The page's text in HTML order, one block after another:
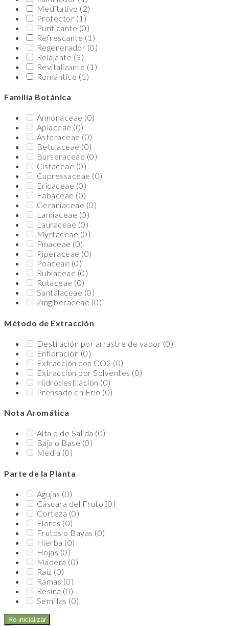
Meditativo (2)
Protector (1)
Purificante (0)
Refrescante (1)
Regenerador (0)
Relajante (3)
Revitalizante (1)
Romántico (1)
Familia Botánica
Annonaceae (0)
Apiaceae (0)
Asteraceae (0)
Betulaceae (0)
Burseraceae (0)
Cistaceae (0)
Cupressaceae (0)
Ericaceae (0)
Fabaceae (0)
Geraniaceae (0)
Lamiaceae (0)
Lauraceae (0)
Myrtaceae (0)
Pinaceae (0)
Piperaceae (0)
Poaceae (0)
Rubiaceae (0)
Rutaceae (0)
Santalaceae (0)
Zingiberaceae (0)
Método de Extracción
Destilación por arrastre de vapor (0)
Enfloración (0)
Extracción con CO2 (0)
Extracción por Solventes (0)
Hidrodestilación (0)
Prensado en Frío (0)
Nota Aromática
Alta o de Salida (0)
Baja o Base (0)
Media (0)
Parte de la Planta
Agujas (0)
Cáscara del Fruto (0)
Corteza (0)
Flores (0)
Frutos o Bayas (0)
Hierba (0)
Hojas (0)
Madera (0)
Raíz (0)
Ramas (0)
Resina (0)
Semillas (0)
Re-inicializar